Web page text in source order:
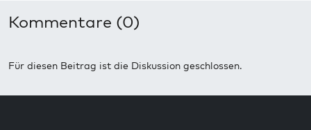
Kommentare (0)
Für diesen Beitrag ist die Diskussion geschlossen.